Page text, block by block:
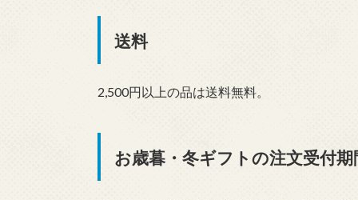
送料
2,500円以上の品は送料無料。
お歳暮・冬ギフトの注文受付期